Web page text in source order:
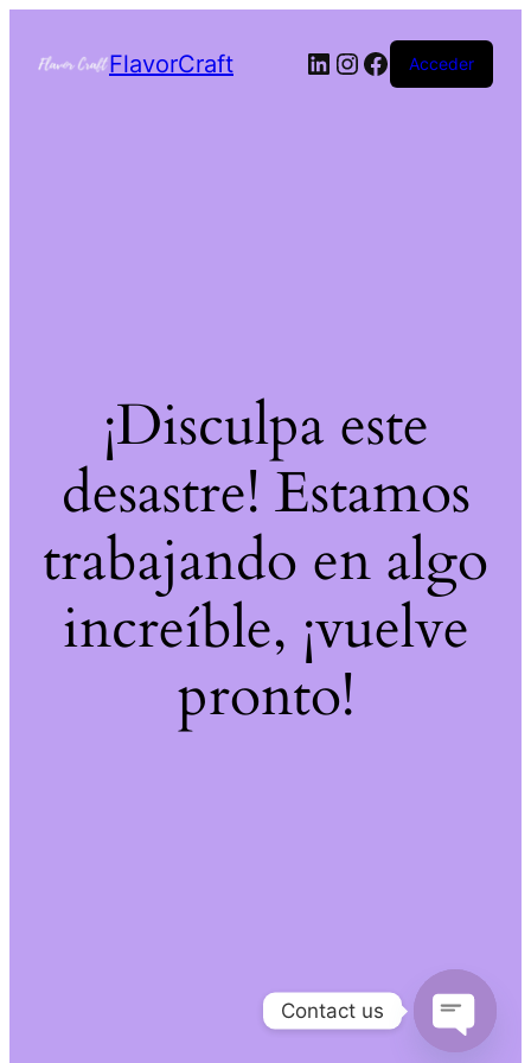
FlavorCraft Acceder
¡Disculpa este
desastre! Estamos
trabajando en algo
increíble, ¡vuelve
pronto!
Contact us